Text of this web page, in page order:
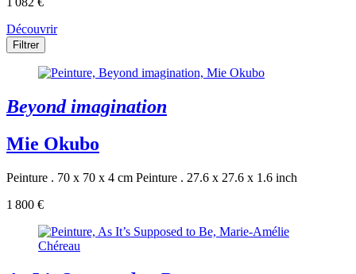
Découvrir
Filtrer
Beyond imagination
Mie Okubo
Peinture . 70 x 70 x 4 cm Peinture . 27.6 x 27.6 x 1.6 inch
1 800 €